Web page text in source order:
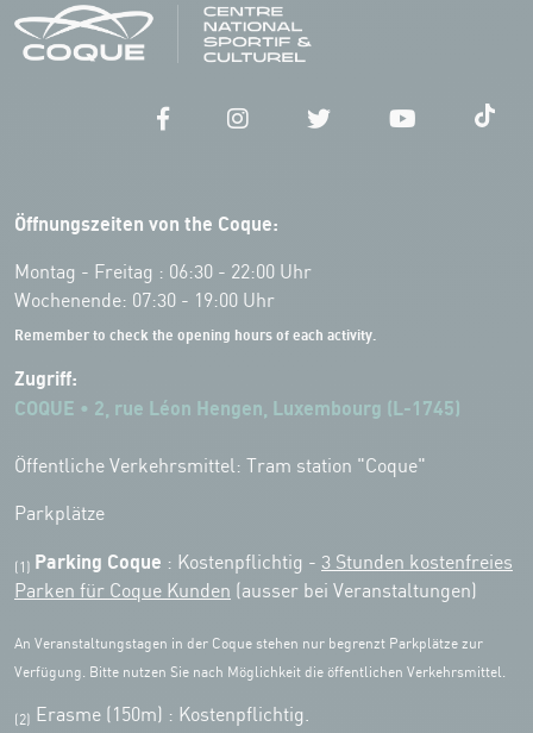
Öffnungszeiten von the Coque:
Montag - Freitag : 06:30 - 22:00 Uhr
Wochenende: 07:30 - 19:00 Uhr
Remember to check the opening hours of each activity.
Zugriff:
COQUE • 2, rue Léon Hengen, Luxembourg (L-1745)
Öffentliche Verkehrsmittel: Tram station "Coque"
Parkplätze
(1) Parking Coque : Kostenpflichtig - 3 Stunden kostenfreies
Parken für Coque Kunden (ausser bei Veranstaltungen)
An Veranstaltungstagen in der Coque stehen nur begrenzt Parkplätze zur
Verfügung. Bitte nutzen Sie nach Möglichkeit die öffentlichen Verkehrsmittel.
(2) Erasme (150m) : Kostenpflichtig.